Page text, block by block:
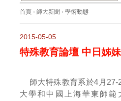
首頁 › 師大新聞 › 學術動態
2015-05-05
特殊教育論壇 中日姊
師大特殊教育系於4月
大學和中國上海華東師範